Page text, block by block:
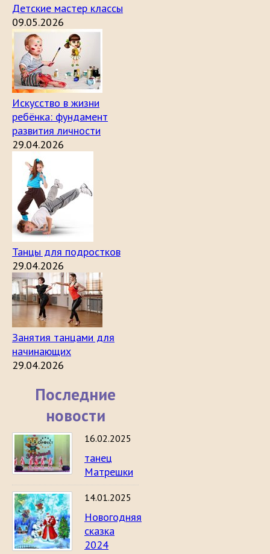
Детские мастер классы
09.05.2026
Искусство в жизни
ребёнка: фундамент
развития личности
29.04.2026
Танцы для подростков
29.04.2026
Занятия танцами для
начинающих
29.04.2026
Последние
новости
16.02.2025
танец
Матрешки
14.01.2025
Новогодняя
сказка
2024